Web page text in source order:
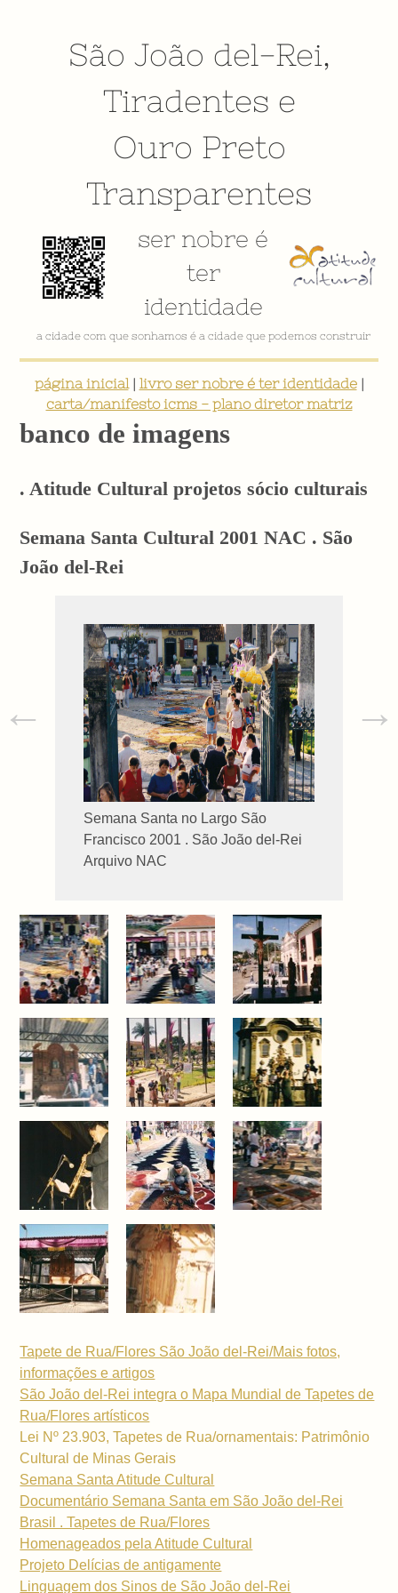
São João del-Rei,
Tiradentes e
Ouro Preto
Transparentes
ser nobre é
ter
identidade
a cidade com que sonhamos é a cidade que podemos construir
página inicial| livro ser nobre é ter identidade|
carta/manifesto icms - plano diretor matriz
banco de imagens
. Atitude Cultural projetos sócio culturais
Semana Santa Cultural 2001 NAC . São
João del-Rei
Semana Santa no Largo São
Francisco 2001 . São João del-Rei
Arquivo NAC
← →
Tapete de Rua/Flores São João del-Rei/Mais fotos,
informações e artigos
São João del-Rei integra o Mapa Mundial de Tapetes de
Rua/Flores artísticos
Lei Nº 23.903, Tapetes de Rua/ornamentais: Patrimônio
Cultural de Minas Gerais
Semana Santa Atitude Cultural
Documentário Semana Santa em São João del-Rei
Brasil . Tapetes de Rua/Flores
Homenageados pela Atitude Cultural
Projeto Delícias de antigamente
Linguagem dos Sinos de São João del-Rei